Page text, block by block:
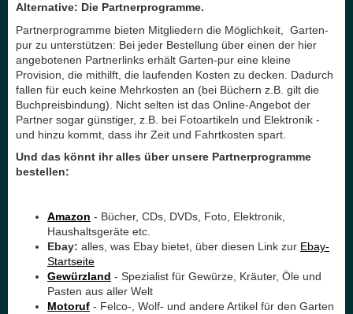
Alternative: Die Partnerprogramme.
Partnerprogramme bieten Mitgliedern die Möglichkeit, Garten-
pur zu unterstützen: Bei jeder Bestellung über einen der hier
angebotenen Partnerlinks erhält Garten-pur eine kleine
Provision, die mithilft, die laufenden Kosten zu decken. Dadurch
fallen für euch keine Mehrkosten an (bei Büchern z.B. gilt die
Buchpreisbindung). Nicht selten ist das Online-Angebot der
Partner sogar günstiger, z.B. bei Fotoartikeln und Elektronik -
und hinzu kommt, dass ihr Zeit und Fahrtkosten spart.
Und das könnt ihr alles über unsere Partnerprogramme
bestellen:
Amazon - Bücher, CDs, DVDs, Foto, Elektronik,
Haushaltsgeräte etc.
Ebay: alles, was Ebay bietet, über diesen Link zur Ebay-
Startseite
Gewürzland - Spezialist für Gewürze, Kräuter, Öle und
Pasten aus aller Welt
Motoruf - Felco-, Wolf- und andere Artikel für den Garten